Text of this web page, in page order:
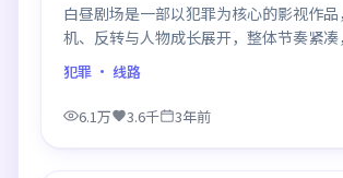
白昼剧场是一部以犯罪为核心的影视作
机、反转与人物成长展开，整体节奏紧凑
观看。
犯罪 · 线路
6.1万 3.6千 3年前